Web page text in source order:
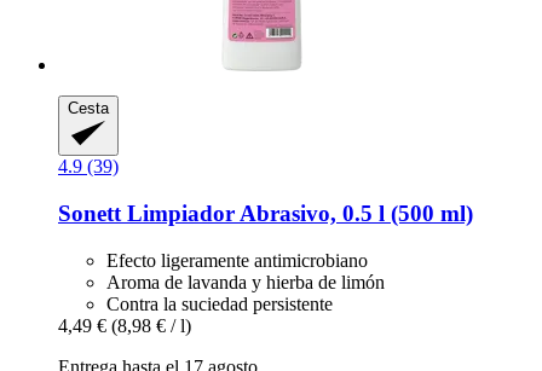
Cesta
4.9 (39)
Sonett Limpiador Abrasivo, 0.5 l (500 ml)
Efecto ligeramente antimicrobiano
Aroma de lavanda y hierba de limón
Contra la suciedad persistente
4,49 € (8,98 € / l)
Entrega hasta el 17 agosto